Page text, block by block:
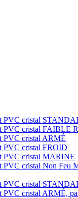
PVC cristal
PVC cristal FAIBLE
PVC cristal ARMÉ
PVC cristal FROID
PVC cristal MARINE
PVC cristal Non Feu
PVC cristal
PVC cristal ARMÉ,